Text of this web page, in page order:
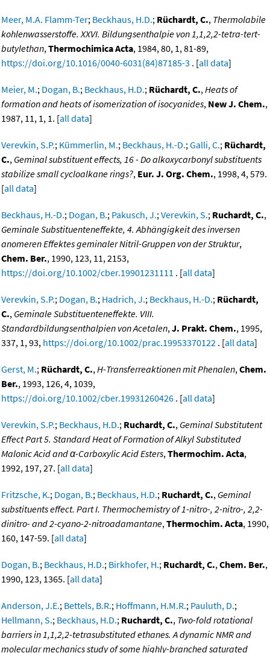
Meer, M.A. Flamm-Ter; Beckhaus, H.D.; Rüchardt, C., Thermolabile
kohlenwasserstoffe. XXVI. Bildungsenthalpie von 1,1,2,2-tetra-tert-
butylethan,Thermochimica Acta, 1984, 80, 1, 81-89,
https://doi.org/10.1016/0040-6031(84)87185-3 . [all data]
Meier, M.; Dogan, B.; Beckhaus, H.D.; Rüchardt, C.,Heats of
formation and heats of isomerization of isocyanides, New J. Chem.,
1987, 11, 1, 1. [all data]
Verevkin, S.P.; Kümmerlin, M.; Beckhaus, H.-D.;Galli, C.; Rüchardt,
C., Geminal substituent effects, 16 - Do alkoxycarbonyl substituents
stabilize small cycloalkane rings?, Eur. J. Org. Chem., 1998, 4, 579.
[all data]
Beckhaus, H.-D.; Dogan, B.; Pakusch, J.;Verevkin, S.; Ruchardt, C.,
Geminale Substituenteneffekte, 4. Abhängigkeit des inversen
anomeren Effektes geminaler Nitril-Gruppen von der Struktur,
Chem. Ber., 1990, 123, 11, 2153,
https://doi.org/10.1002/cber.19901231111 . [all data]
Verevkin, S.P.; Dogan, B.; Hadrich, J.; Beckhaus, H.-D.; Rüchardt,
C., Geminale Substituenteneffekte. VIII.
Standardbildungsenthalpien von Acetalen,J. Prakt. Chem., 1995,
337, 1, 93, https://doi.org/10.1002/prac.19953370122 . [all data]
Gerst, M.; Rüchardt, C.,H-Transferreaktionen mit Phenalen,Chem.
Ber., 1993, 126, 4, 1039,
https://doi.org/10.1002/cber.19931260426 . [all data]
Verevkin, S.P.; Beckhaus, H.D.; Ruchardt, C., Geminal Substitutent
Effect Part 5. Standard Heat of Formation of Alkyl Substituted
Malonic Acid and α-Carboxylic Acid Esters,Thermochim. Acta,
1992, 197, 27. [all data]
Fritzsche, K.; Dogan, B.; Beckhaus, H.D.; Ruchardt, C., Geminal
substituents effect. Part I. Thermochemistry of 1-nitro-, 2-nitro-, 2,2-
dinitro- and 2-cyano-2-nitroadamantane,Thermochim. Acta, 1990,
160, 147-59. [all data]
Dogan, B.; Beckhaus, H.D.; Birkhofer, H.; Ruchardt, C.,Chem. Ber.,
1990, 123, 1365. [all data]
Anderson, J.E.; Bettels, B.R.; Hoffmann, H.M.R.; Pauluth, D.;
Hellmann, S.; Beckhaus, H.D.; Ruchardt, C., Two-fold rotational
barriers in 1,1,2,2-tetrasubstituted ethanes. A dynamic NMR and
molecular mechanics study of some highly-branched saturated